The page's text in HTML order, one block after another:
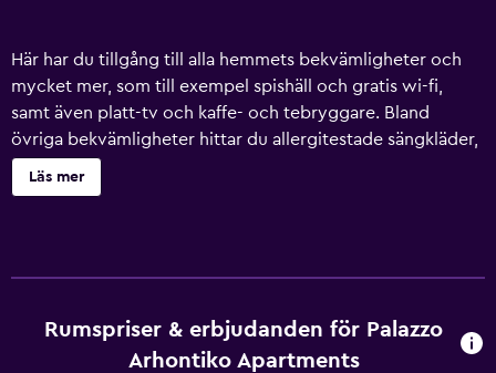
Här har du tillgång till alla hemmets bekvämligheter och
mycket mer, som till exempel spishäll och gratis wi-fi,
samt även platt-tv och kaffe- och tebryggare. Bland
övriga bekvämligheter hittar du allergitestade sängkläder,
memory foam-madrass, duntäcken och tvättstuga.
Läs mer
Rumspriser & erbjudanden för Palazzo
Arhontiko Apartments